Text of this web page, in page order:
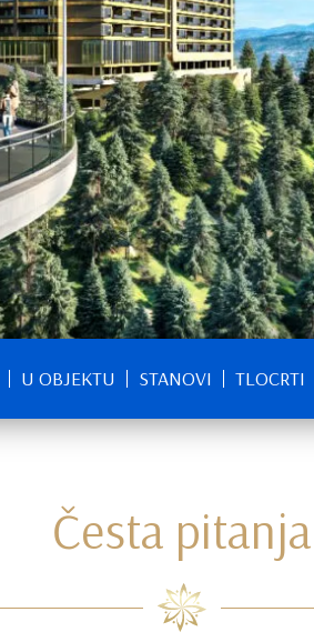
U OBJEKTU STANOVI TLOCRTI
Česta pitanja